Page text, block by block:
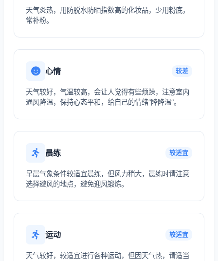
天气炎热，用防脱水防晒指数高的化妆品，少用粉底，
常补粉。
心情 较差
天气较好，气温较高，会让人觉得有些烦躁，注意室内
通风降温，保持心态平和，给自己的情绪“降降温”。
晨练 较适宜
早晨气象条件较适宜晨练，但风力稍大，晨练时请注意
选择避风的地点，避免迎风锻炼。
运动 较适宜
天气较好，较适宜进行各种运动，但因天气热，请适当